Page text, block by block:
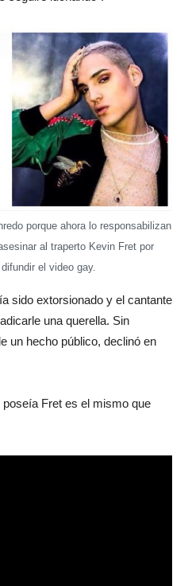
porque ahora lo responsabilizan
al traperto Kevin Fret por
el video gay.
sido extorsionado y el cantante
una querella. Sin
un hecho público, declinó en
Fret es el mismo que